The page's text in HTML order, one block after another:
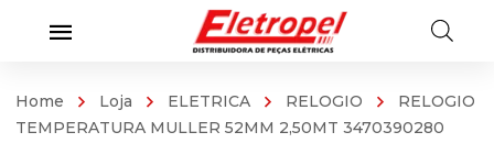
Home Loja ELETRICA RELOGIO
RELOGIO
TEMPERATURA MULLER 52MM 2,50MT 3470390280